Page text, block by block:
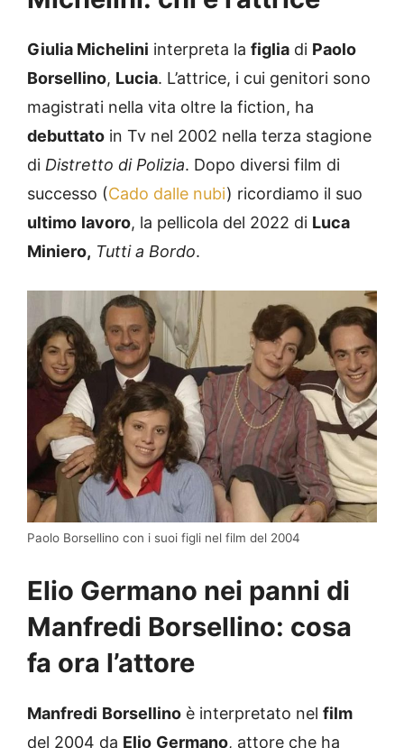
Giulia Michelini interpreta la figlia di Paolo
Borsellino, Lucia. L’attrice, i cui genitori sono
magistrati nella vita oltre la fiction, ha
debuttato in Tv nel 2002 nella terza stagione
di Distretto di Polizia. Dopo diversi film di
successo (Cado dalle nubi) ricordiamo il suo
ultimo lavoro, la pellicola del 2022 di Luca
Miniero, Tutti a Bordo.
Paolo Borsellino con i suoi figli nel film del 2004
Elio Germano nei panni di
Manfredi Borsellino: cosa
fa ora l’attore
Manfredi Borsellino è interpretato nel film
del 2004 da Elio Germano, attore che ha